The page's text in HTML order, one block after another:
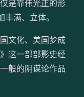
是靠伟光正的形
满、立体。
文化、美国梦成
这一部部影史经
般的阴谋论作品